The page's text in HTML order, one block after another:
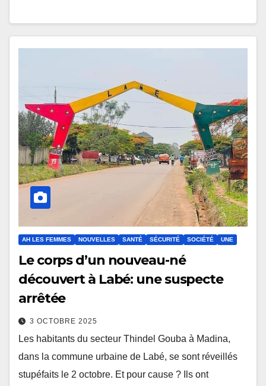
AH LES FEMMES NOUVELLES SANTÉ SÉCURITÉ SOCIÉTÉ UNE
Le corps d’un nouveau-né
découvert à Labé: une suspecte
arrêtée
3 OCTOBRE 2025
Les habitants du secteur Thindel Gouba à Madina,
dans la commune urbaine de Labé, se sont réveillés
stupéfaits le 2 octobre. Et pour cause ? Ils ont